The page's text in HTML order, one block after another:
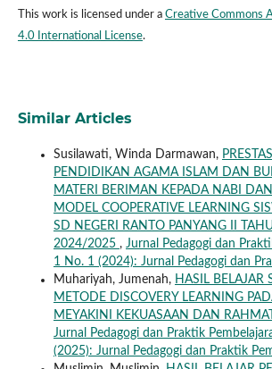
This work is licensed under a Creative Commons
4.0 International License.
Similar Articles
Susilawati, Winda Darmawan,
PENDIDIKAN AGAMA ISLAM DAN
MATERI BERIMAN KEPADA NABI
MODEL COOPERATIVE LEARNING
SD NEGERI RANTO PANYANG II
2024/2025 , Jurnal Pedagogi dan
1 No. 1 (2024): Jurnal Pedagogi dan
Muhariyah, Jumenah, HASIL BELAJAR
METODE DISCOVERY LEARNING
MEYAKINI KEKUASAAN DAN
Jurnal Pedagogi dan Praktik
(2025): Jurnal Pedagogi dan Praktik